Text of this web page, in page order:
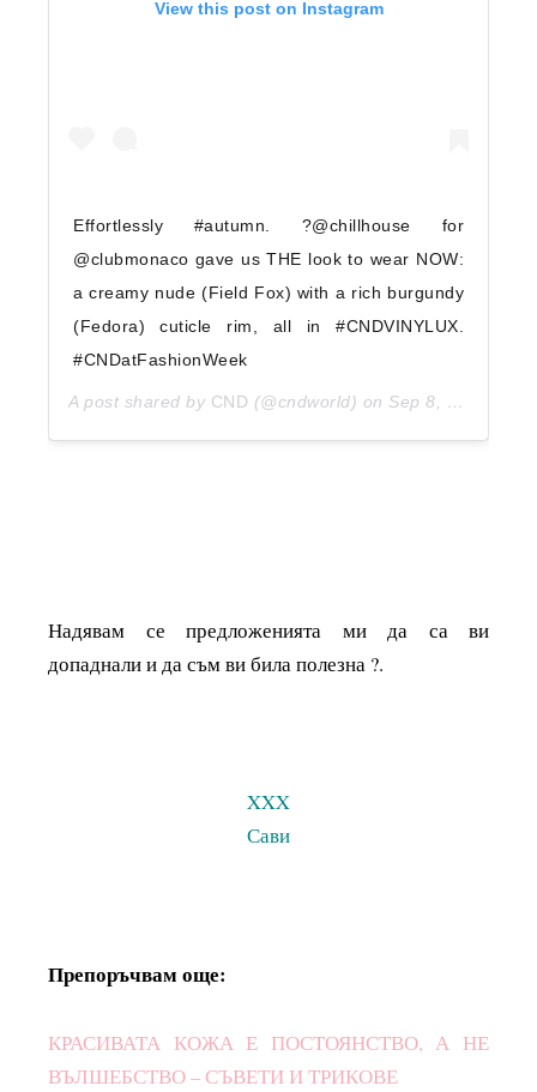
View this post on Instagram
Effortlessly #autumn. ?@chillhouse for
@clubmonaco gave us THE look to wear NOW:
a creamy nude (Field Fox) with a rich burgundy
(Fedora) cuticle rim, all in #CNDVINYLUX.
#CNDatFashionWeek
A post shared by CND (@cndworld) on Sep 8, 2017 at 2:39pm PDT
Надявам се предложенията ми да са ви
допаднали и да съм ви била полезна ?.
XXX
Сави
Препоръчвам още:
КРАСИВАТА КОЖА Е ПОСТОЯНСТВО, А НЕ
ВЪЛШЕБСТВО – СЪВЕТИ И ТРИКОВЕ